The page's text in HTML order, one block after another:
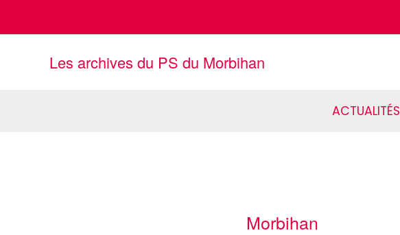
contenu
Les archives du PS du Morbihan
ACTUALITÉS
Morbihan